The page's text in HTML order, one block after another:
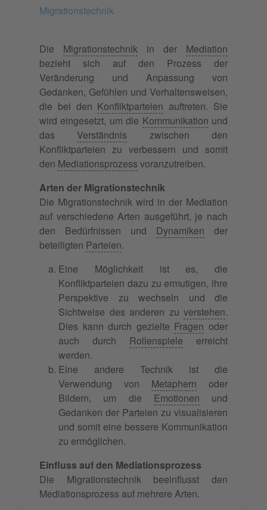
Migrationstechnik
Die Migrationstechnik in der Mediation
bezieht sich auf den Prozess der
Veränderung und Anpassung von
Gedanken, Gefühlen und Verhaltensweisen,
die bei den Konfliktparteien auftreten. Sie
wird eingesetzt, um die Kommunikation und
das Verständnis zwischen den
Konfliktparteien zu verbessern und somit
den Mediationsprozess voranzutreiben.
Arten der Migrationstechnik
Die Migrationstechnik wird in der Mediation
auf verschiedene Arten ausgeführt, je nach
den Bedürfnissen und Dynamiken der
beteiligten Parteien.
Eine Möglichkeit ist es, die
Konfliktparteien dazu zu ermutigen, ihre
Perspektive zu wechseln und die
Sichtweise des anderen zu verstehen.
Dies kann durch gezielte Fragen oder
auch durch Rollenspiele erreicht
werden.
Eine andere Technik ist die
Verwendung von Metaphern oder
Bildern, um die Emotionen und
Gedanken der Parteien zu visualisieren
und somit eine bessere Kommunikation
zu ermöglichen.
Einfluss auf den Mediationsprozess
Die Migrationstechnik beeinflusst den
Mediationsprozess auf mehrere Arten.